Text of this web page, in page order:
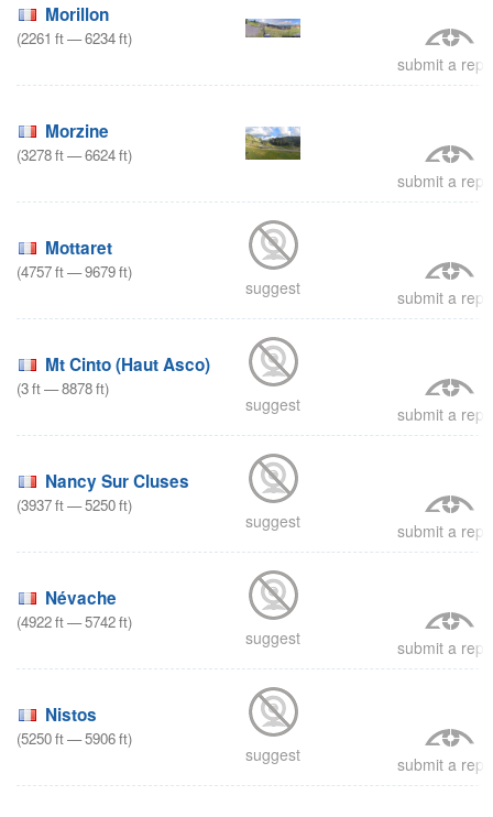
Morillon
(2261 ft—6234ft)
submit a
Morzine
(3278ft—6624ft)
submit a
Mottaret
(4757ft—9679ft)
suggest submit a
Mt Cinto (Haut Asco)
(3ft—8878ft)
suggest submit a
Nancy Sur Cluses
(3937ft—5250ft)
suggest submit a
Névache
(4922ft—5742ft)
suggest submit a
Nistos
(5250ft—5906ft)
suggest submit a